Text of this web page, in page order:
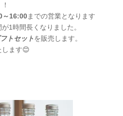
～16:00までの営業となります
1時間長くなりました。
トセットを販売します。
します😊